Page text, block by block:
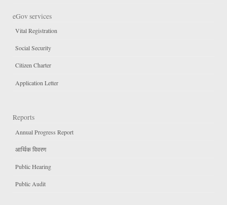
eGov services
Vital Registration
Social Security
Citizen Charter
Application Letter
Reports
Annual Progress Report
आर्थिक विवरण
Public Hearing
Public Audit